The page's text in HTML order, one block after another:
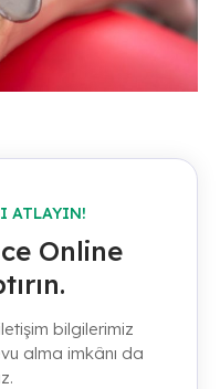
ATLAYIN!
Online
bilgilerimiz
alma imkânı da